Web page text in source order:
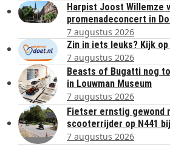
Harpist Joost Willemze
promenadeconcert in
7 augustus 2026
Zin in iets leuks? Kijk
7 augustus 2026
Beasts of Bugatti nog
in Louwman Museum
7 augustus 2026
Fietser ernstig gewond
scooterrijder op N441
7 augustus 2026